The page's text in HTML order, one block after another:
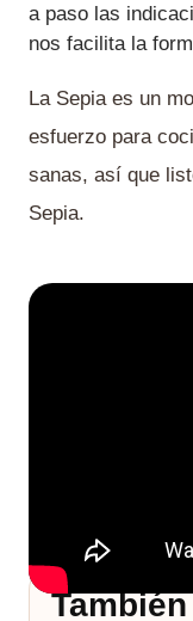
a paso las
nos facilita la
La Sepia es un
esfuerzo para
sanas, así que
Sepia.